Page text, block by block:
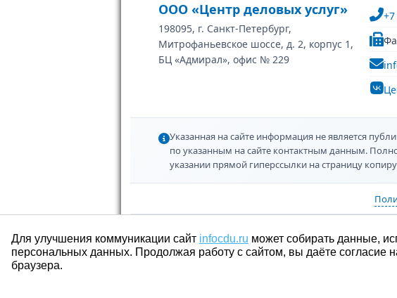
ООО «Центр деловых услуг»
198095, г. Санкт-Петербург,
Митрофаньевское шоссе, д. 2, корпус 1,
БЦ «Адмирал», офис № 229
Указанная на сайте информация не является
по указанным на сайте контактным данным.
указании прямой гиперссылки на страницу
Для улучшения коммуникации сайт infocdu.ru может собирать данные,
персональных данных. Продолжая работу с сайтом, вы даёте
браузера.